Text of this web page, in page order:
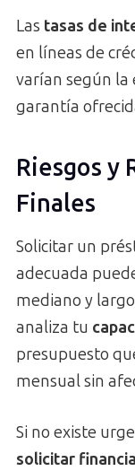
Las tasas de
en líneas de
varían según
garantía
Riesgos y
Finales
Solicitar un
adecuada
mediano y
analiza tu
presupuesto
mensual sin
Si no existe
solicitar